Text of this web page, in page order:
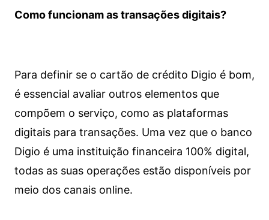
Como funcionam as transações digitais?
Para definir se o cartão de crédito Digio é bom,
é essencial avaliar outros elementos que
compõem o serviço, como as plataformas
digitais para transações. Uma vez que o banco
Digio é uma instituição financeira 100% digital,
todas as suas operações estão disponíveis por
meio dos canais online.